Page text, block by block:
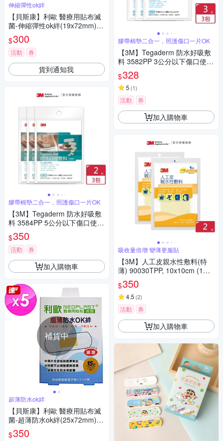
伸縮彈性ok絆
【貝斯康】利歐 醫療用貼布滅
菌-伸縮彈性ok絆(19x72mm)20
片x5盒
$300
活動 券
貨到通知我
膠帶棉墊二合一，照護傷口一片OK
【3M】Tegaderm 防水好吸敷
料 3584PP 5公分以下傷口使用
(2片/包，共3包 )
$350
活動 券
加入購物車
補貨中
超薄防水ok絆
【貝斯康】利歐 醫療用貼布滅
菌-超薄防水ok絆(25x72mm)15
片x5盒
$350
膠帶棉墊二合一，照護傷口一片OK
【3M】Tegaderm 防水好吸敷
料 3582PP 3公分以下傷口使用
(3片/包，共3包 )
$328
5 (1)
活動 券
加入購物車
吸收量倍增 變薄更服貼
【3M】人工皮親水性敷料(特
薄) 90030TPP, 10x10cm (1片/
包) x2包
$350
4.5 (2)
活動 券
加入購物車